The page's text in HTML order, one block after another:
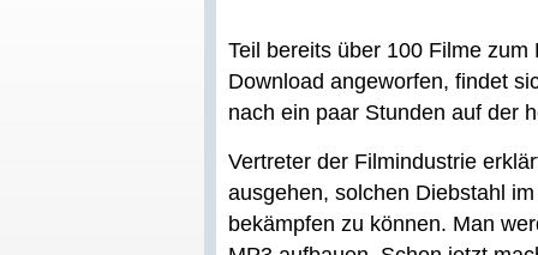
Teil bereits über 100 Filme
Download angeworfen, findet
nach ein paar Stunden auf der
Vertreter der Filmindustrie
ausgehen, solchen Diebstahl
bekämpfen zu können. Man